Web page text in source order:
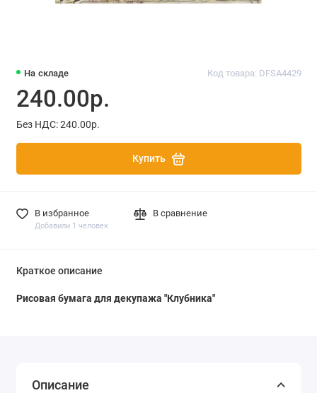
На складе Код товара: DFSA4429
240.00р.
Без НДС: 240.00р.
Купить
В избранное
Добавили 1 человек
В сравнение
Краткое описание
Рисовая бумага для декупажа "Клубника"
Описание